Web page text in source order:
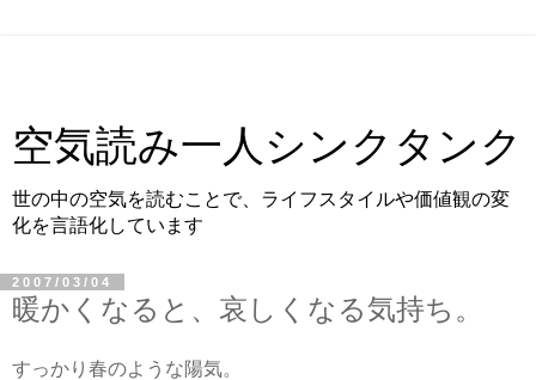
空気読み一人シンクタンク
世の中の空気を読むことで、ライフスタイルや価値観の変
化を言語化しています
2007/03/04
暖かくなると、哀しくなる気持ち。
すっかり春のような陽気。